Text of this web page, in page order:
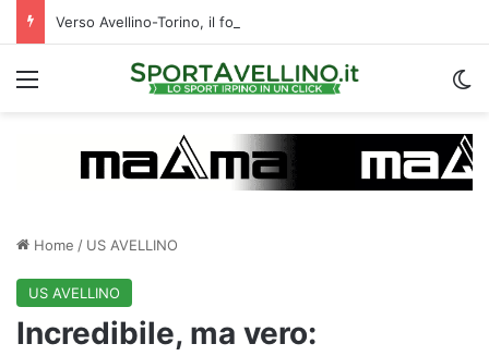
Verso Avellino-Torino, il focus sulla formazione granata
Menu
Home / US AVELLINO
US AVELLINO
Incredibile, ma vero: